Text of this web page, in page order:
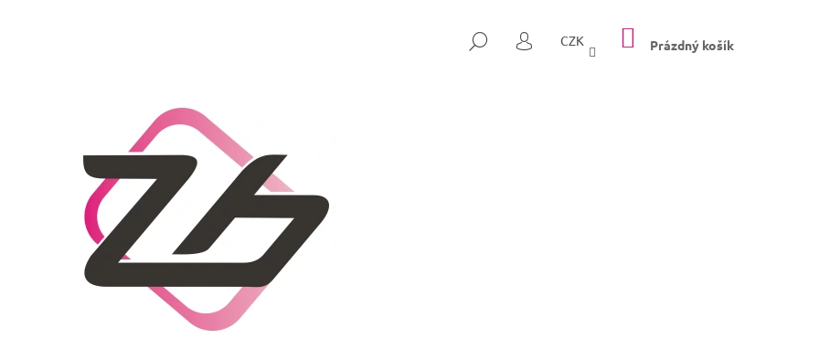
HLEDAT
PŘIHLÁŠENÍ
CZK NÁKUPNÍ
KOŠÍK
Prázdný košík
HLEDAT
DOPORUČUJEME